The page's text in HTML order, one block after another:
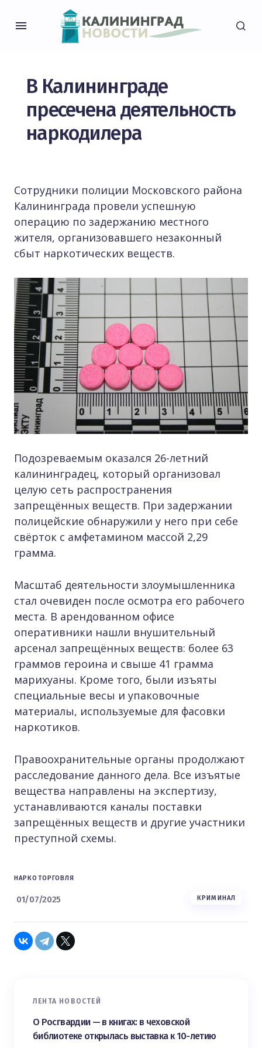
В Калининграде
пресечена деятельность
наркодилера
Сотрудники полиции Московского района
Калининграда провели успешную
операцию по задержанию местного
жителя, организовавшего незаконный
сбыт наркотических веществ.
Подозреваемым оказался 26-летний
калининградец, который организовал
целую сеть распространения
запрещённых веществ. При задержании
полицейские обнаружили у него при себе
свёрток с амфетамином массой 2,29
грамма.
Масштаб деятельности злоумышленника
стал очевиден после осмотра его рабочего
места. В арендованном офисе
оперативники нашли внушительный
арсенал запрещённых веществ: более 63
граммов героина и свыше 41 грамма
марихуаны. Кроме того, были изъяты
специальные весы и упаковочные
материалы, используемые для фасовки
наркотиков.
Правоохранительные органы продолжают
расследование данного дела. Все изъятые
вещества направлены на экспертизу,
устанавливаются каналы поставки
запрещённых веществ и другие участники
преступной схемы.
НАРКОТОРГОВЛЯ
01/07/2025 КРИМИНАЛ
ЛЕНТА НОВОСТЕЙ
О Росгвардии — в книгах: в чеховской
библиотеке открылась выставка к 10-летию